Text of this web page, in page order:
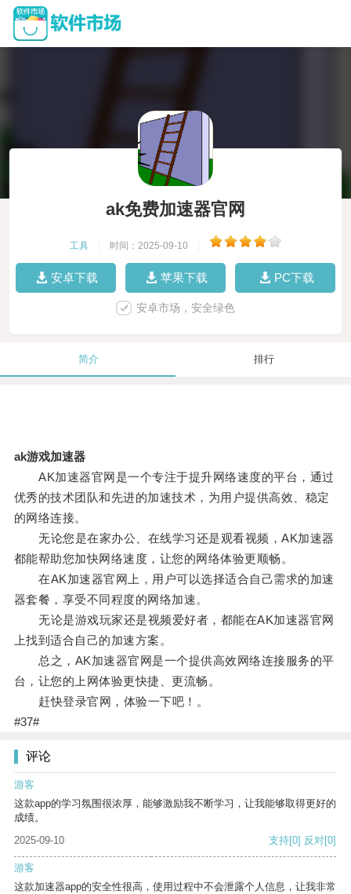
ak免费加速器官网
工具 时间：2025-09-10
安卓下载 苹果下载 PC下载
安卓市场，安全绿色
简介 排行
ak游戏加速器
AK加速器官网是一个专注于提升网络速度的平台，通过
优秀的技术团队和先进的加速技术，为用户提供高效、稳定
的网络连接。
无论您是在家办公、在线学习还是观看视频，AK加速器
都能帮助您加快网络速度，让您的网络体验更顺畅。
在AK加速器官网上，用户可以选择适合自己需求的加速
器套餐，享受不同程度的网络加速。
无论是游戏玩家还是视频爱好者，都能在AK加速器官网
上找到适合自己的加速方案。
总之，AK加速器官网是一个提供高效网络连接服务的平
台，让您的上网体验更快捷、更流畅。
赶快登录官网，体验一下吧！。
#37#
评论
游客
这款app的学习氛围很浓厚，能够激励我不断学习，让我能够取得更好的
成绩。
2025-09-10
支持[0] 反对[0]
游客
这款加速器app的安全性很高，使用过程中不会泄露个人信息，让我非常